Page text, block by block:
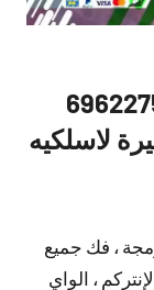
مراقبة البر 69622758
لاسلكيه
، فك جميع
، الواي